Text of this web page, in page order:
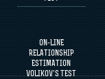
ON-LINE
RELATIONSHIP
ESTIMATION
VOLIKOV’S TEST